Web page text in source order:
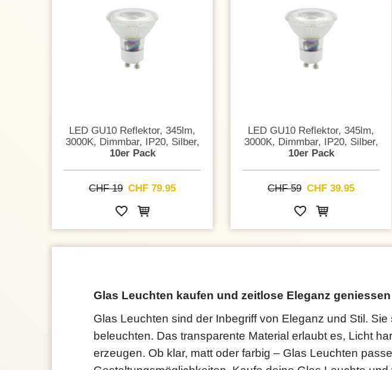
LED GU10 Reflektor, 345lm,
3000K, Dimmbar, IP20, Silber,
10er Pack
CHF 19 CHF 79.95
LED GU10 Reflektor, 345lm,
3000K, Dimmbar, IP20, Silber,
10er Pack
CHF 59 CHF 39.95
Glas Leuchten kaufen und zeitlose Eleganz geniessen
Glas Leuchten sind der Inbegriff von Eleganz und Stil.
beleuchten. Das transparente Material erlaubt es, Licht
erzeugen. Ob klar, matt oder farbig – Glas Leuchten